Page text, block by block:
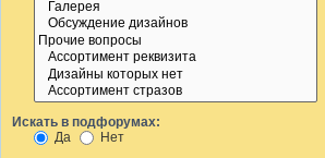
Искать в подфорумах:
Да
Нет